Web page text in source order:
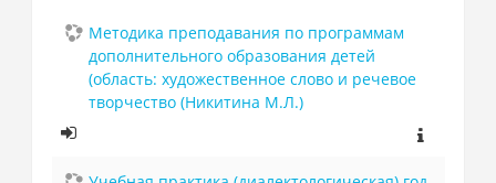
Методика преподавания по программам
дополнительного образования детей
(область: художественное слово и речевое
творчество (Никитина М.Л.)